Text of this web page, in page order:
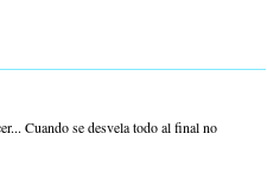
Cuando se desvela todo al final no